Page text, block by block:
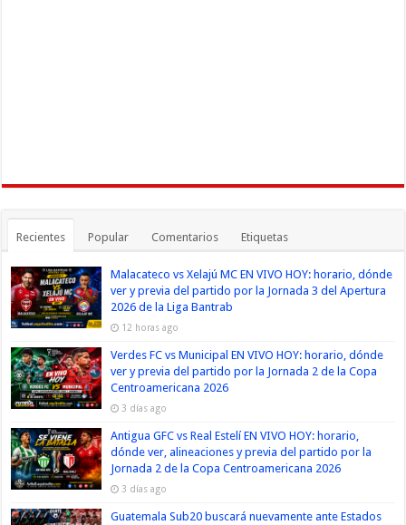
Recientes Popular Comentarios Etiquetas
Malacateco vs Xelajú MC EN VIVO HOY: horario, dónde
ver y previa del partido por la Jornada 3 del Apertura
2026 de la Liga Bantrab
12 horas ago
Verdes FC vs Municipal EN VIVO HOY: horario, dónde
ver y previa del partido por la Jornada 2 de la Copa
Centroamericana 2026
3 días ago
Antigua GFC vs Real Estelí EN VIVO HOY: horario,
dónde ver, alineaciones y previa del partido por la
Jornada 2 de la Copa Centroamericana 2026
3 días ago
Guatemala Sub20 buscará nuevamente ante Estados